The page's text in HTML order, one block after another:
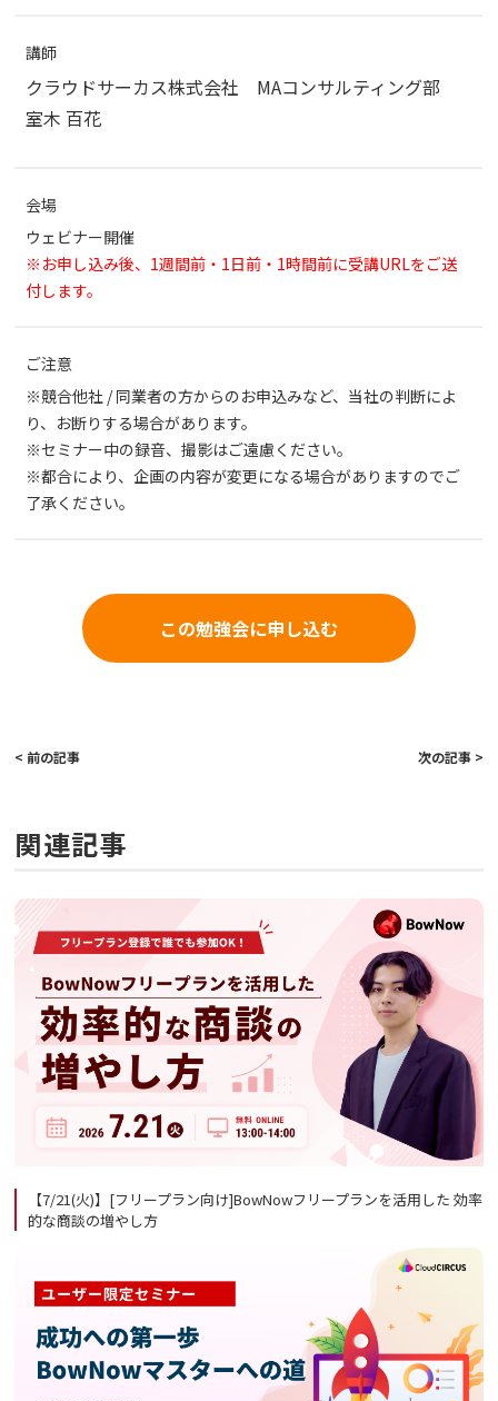
講師
クラウドサーカス株式会社 MAコンサルティング部
室木 百花
会場
ウェビナー開催
※お申し込み後、1週間前・1日前・1時間前に受講URLをご送
付します。
ご注意
※競合他社 / 同業者の方からのお申込みなど、当社の判断によ
り、お断りする場合があります。
※セミナー中の録音、撮影はご遠慮ください。
※都合により、企画の内容が変更になる場合がありますのでご
了承ください。
この勉強会に申し込む
< 前の記事 次の記事 >
関連記事
【7/21(火)】[フリープラン向け]BowNowフリープランを活用した 効率
的な商談の増やし方